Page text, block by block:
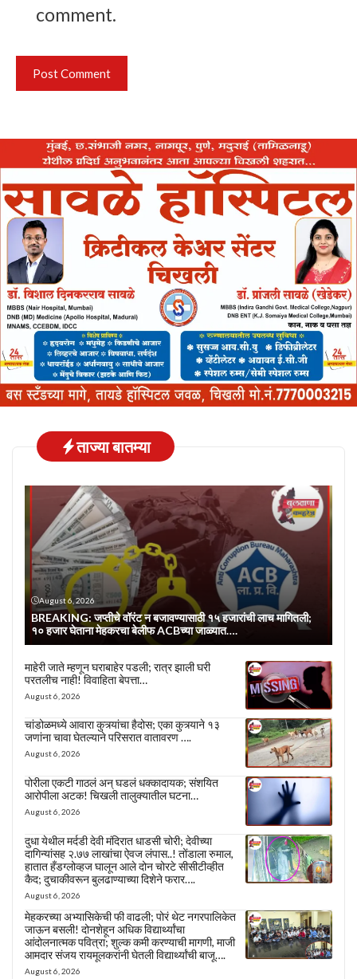
comment.
ताज्या बातम्या
August 6, 2026
BREAKING: जप्तीचे वॉरंट न बजावण्यासाठी १५ हजारांची लाच मागितली;
१० हजार घेताना मेहकरचा बेलीफ ACBच्या जाळ्यात….
माहेरी जाते म्हणून घराबाहेर पडली; रात्र झाली घरी
परतलीच नाही! विवाहिता बेपत्ता…
August 6, 2026
चांडोळमध्ये आवारा कुत्र्यांचा हैदोस; एका कुत्र्याने १३
जणांना चावा घेतल्याने परिसरात वातावरण ….
August 6, 2026
पोरीला एकटी गाठलं अन् घडलं धक्कादायक; संशयित
आरोपीला अटक! चिखली तालुक्यातील घटना…
August 6, 2026
दुधा येथील मर्दडी देवी मंदिरात धाडसी चोरी; देवीच्या
दागिन्यांसह २.७७ लाखांचा ऐवज लंपास..! तोंडाला रुमाल,
हातात हँडग्लोव्हज घालून आले दोन चोरटे सीसीटीव्हीत
कैद; दुचाकीवरून बुलढाण्याच्या दिशेने फरार….
August 6, 2026
मेहकरच्या अभ्यासिकेची फी वाढली; पोरं थेट नगरपालिकेत
जाऊन बसली! दोनशेहून अधिक विद्यार्थ्यांचा
आंदोलनात्मक पवित्रा; शुल्क कमी करण्याची मागणी, माजी
आमदार संजय रायमूलकरांनी घेतली विद्यार्थ्यांची बाजू….
August 6, 2026